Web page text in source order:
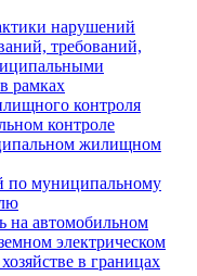
нарушений
требований,
рамках
контроля
контроле
жилищном
по муниципальному
на автомобильном
электрическом
в границах